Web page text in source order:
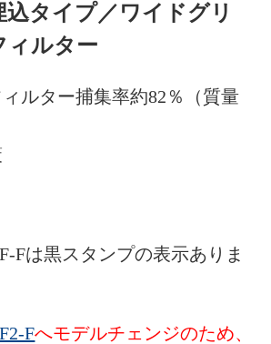
込タイプ／ワイドグリ
ィルター
ルター捕集率約82％（質量
Fは黒スタンプの表示ありま
Fへモデルチェンジのため、